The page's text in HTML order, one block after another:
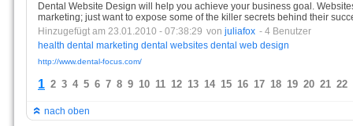
Dental Website Design will help you achieve your business goal.
marketing; just want to expose some of the killer secrets behind their
Hinzugefügt am 23.01.2010 - 07:38:29 von juliafox - 4 Benutzer
health dental marketing dental websites dental web design
http://www.dental-focus.com/
1 2 3 4 5 6 7 8 9 10 11 12 13 14 15 16 17 18 19 20 21 22
nach oben